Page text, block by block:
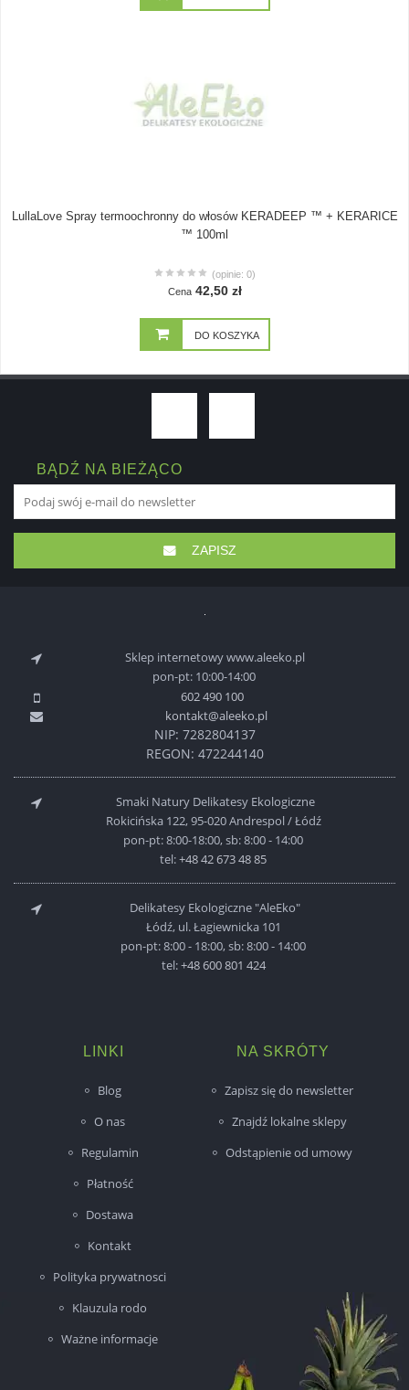
LullaLove Spray termoochronny do włosów KERADEEP ™ + KERARICE
™ 100ml
(opinie: 0)
Cena 42,50 zł
DO KOSZYKA
BĄDŹ NA BIEŻĄCO
ZAPISZ
Sklep internetowy www.aleeko.pl
pon-pt: 10:00-14:00
602 490 100
kontakt@aleeko.pl
NIP: 7282804137
REGON: 472244140
Smaki Natury Delikatesy Ekologiczne
Rokicińska 122, 95-020 Andrespol / Łódź
pon-pt: 8:00-18:00, sb: 8:00 - 14:00
tel:+48 42 673 48 85
Delikatesy Ekologiczne "AleEko"
Łódź, ul. Łagiewnicka 101
pon-pt: 8:00 - 18:00, sb: 8:00 - 14:00
tel:+48 600 801 424
LINKI
Blog
O nas
Regulamin
Płatność
Dostawa
Kontakt
Polityka prywatnosci
Klauzula rodo
Ważne informacje
NA SKRÓTY
Zapisz się do newsletter
Znajdź lokalne sklepy
Odstąpienie od umowy